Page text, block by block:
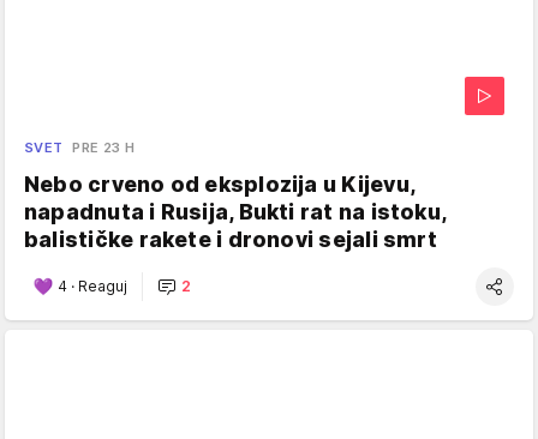
SVET PRE 23 H
Nebo crveno od eksplozija u Kijevu,
napadnuta i Rusija, Bukti rat na istoku,
balističke rakete i dronovi sejali smrt
4 · Reaguj 2